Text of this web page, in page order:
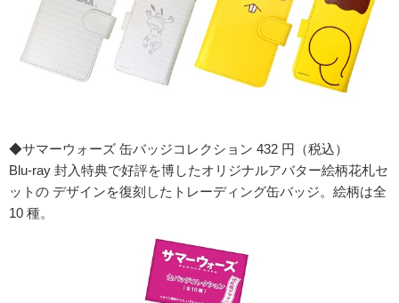
◆サマーウォーズ 缶バッジコレクション 432 円（税込）
Blu-ray 封入特典で好評を博したオリジナルアバター絵柄花札セ
ットの デザインを復刻したトレーディング缶バッジ。絵柄は全
10 種。